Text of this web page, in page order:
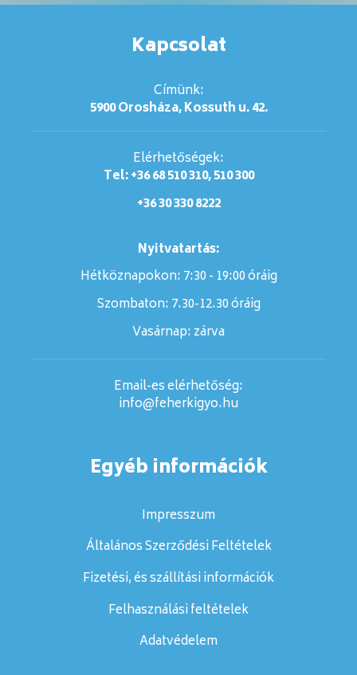
Kapcsolat
Címünk:
5900 Orosháza, Kossuth u. 42.
Elérhetőségek:
Tel: +36 68 510 310, 510 300
+36 30 330 8222
Nyitvatartás:
Hétköznapokon: 7:30 - 19:00 óráig
Szombaton:7.30-12.30 óráig
Vasárnap:zárva
Email-es elérhetőség:
info@feherkigyo.hu
Egyéb információk
Impresszum
Általános Szerződési Feltételek
Fizetési, és szállítási információk
Felhasználási feltételek
Adatvédelem